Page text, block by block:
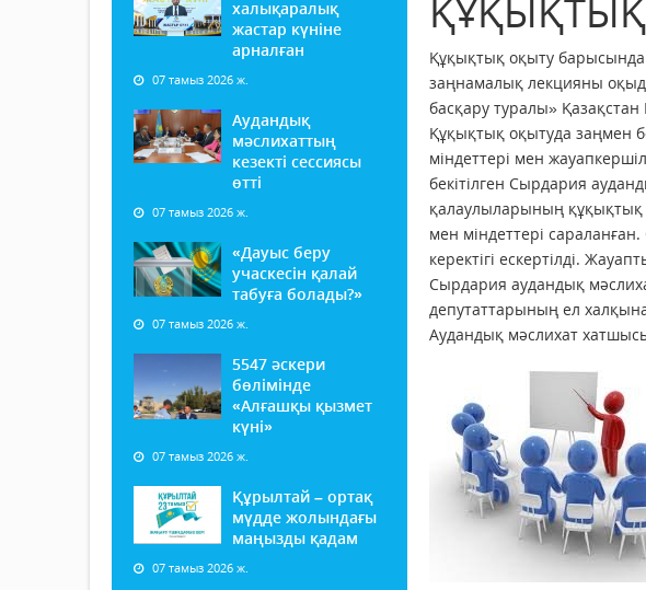
халықаралық
жастар күніне
арналған
07 тамыз 2026 ж.
Аудандық
мәслихаттың
кезекті сессиясы
өтті
07 тамыз 2026 ж.
«Дауыс беру
учаскесін қалай
табуға болады?»
07 тамыз 2026 ж.
5547 әскери
бөлімінде
«Алғашқы қызмет
күні»
07 тамыз 2026 ж.
Құрылтай – ортақ
мүдде жолындағы
маңызды қадам
07 тамыз 2026 ж.
Құқықтық оқыту барысында
заңнамалық лекцияны
басқару туралы»
Құқықтық оқытуда заңмен
міндеттері мен
бекітілген Сырдария
қалаулыларының құқықтық
мен міндеттері
керектігі ескертілді.
Сырдария аудандық
депутаттарының ел
Аудандық мәслихат